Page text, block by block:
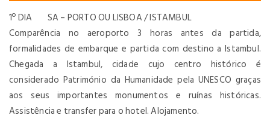
1º DIA SA – PORTO OU LISBOA / ISTAMBUL
Comparência no aeroporto 3 horas antes da partida,
formalidades de embarque e partida com destino a Istambul.
Chegada a Istambul, cidade cujo centro histórico é
considerado Património da Humanidade pela UNESCO graças
aos seus importantes monumentos e ruínas históricas.
Assistência e transfer para o hotel. Alojamento.